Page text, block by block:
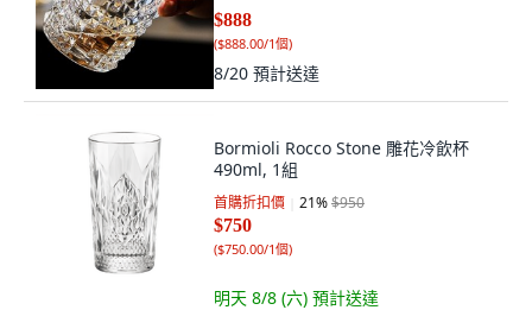
$888
($888.00/1個)
8/20 預計送達
Bormioli Rocco Stone 雕花冷飲杯
490ml, 1組
首購折扣價 21%$950
$750
($750.00/1個)
明天 8/8 (六) 預計送達